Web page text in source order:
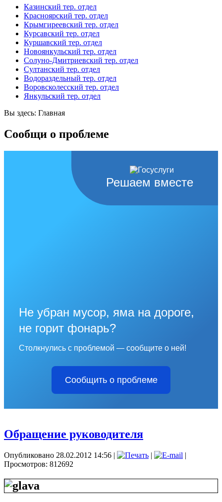
Казинский тер. отдел
Красноярский тер. отдел
Крымгиреевский тер. отдел
Курсавский тер. отдел
Куршавский тер. отдел
Новоянкульский тер. отдел
Солуно-Дмитриевский тер. отдел
Султанский тер. отдел
Водораздельный тер. отдел
Воровсколесский тер. отдел
Янкульский тер. отдел
Вы здесь: Главная
Сообщи о проблеме
Решаем вместе
Не убран мусор, яма на дороге,
не горит фонарь?
Столкнулись с проблемой — сообщите о ней!
Сообщить о проблеме
Обращение руководителя
Опубликовано 28.02.2012 14:56 | |
|
Просмотров: 812692